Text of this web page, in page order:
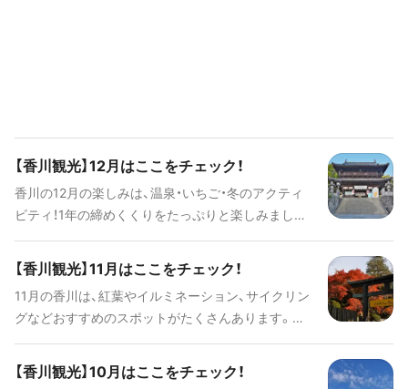
【香川観光】12月はここをチェック！
香川の12月の楽しみは、温泉・いちご・冬のアクティ
ビティ！1年の締めくくりをたっぷりと楽しみましょ
【香川観光】11月はここをチェック！
11月の香川は、紅葉やイルミネーション、サイクリン
グなどおすすめのスポットがたくさんあります。情
【香川観光】10月はここをチェック！